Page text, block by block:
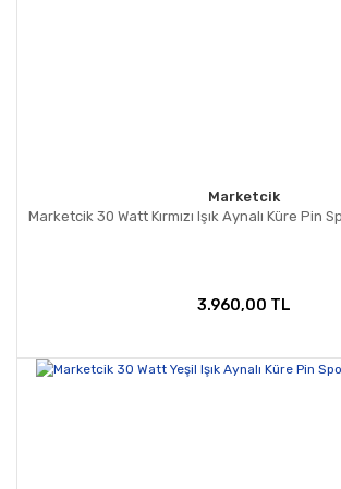
Marketcik
Marketcik 30 Watt Kırmızı Işık Aynalı Küre Pin
3.960,00 TL